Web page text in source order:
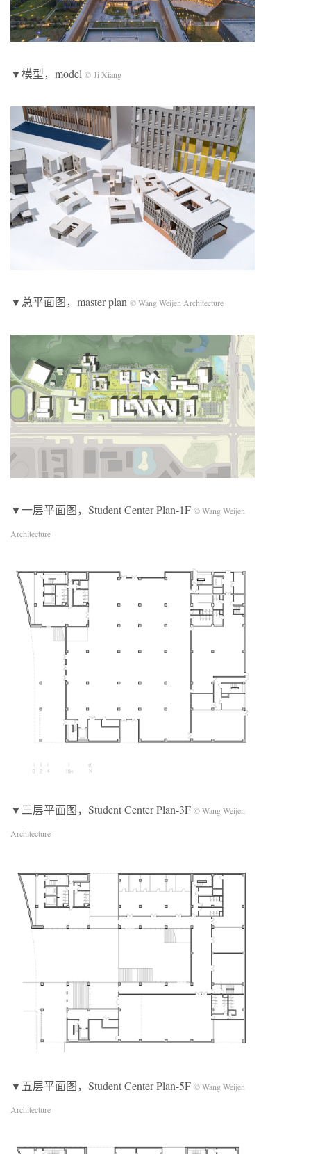
▼模型，model © Ji Xiang
▼总平面图，master plan © Wang Weijen Architecture
▼一层平面图，Student Center Plan-1F © Wang Weijen
Architecture
▼三层平面图，Student Center Plan-3F © Wang Weijen
Architecture
▼五层平面图，Student Center Plan-5F © Wang Weijen
Architecture